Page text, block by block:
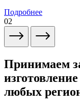
Подробнее
02
Принимаем
любых